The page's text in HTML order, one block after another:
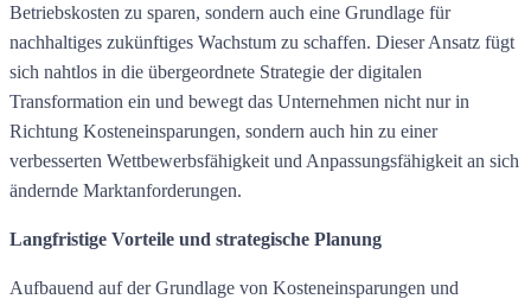
Betriebskosten zu sparen, sondern auch eine Grundlage für
nachhaltiges zukünftiges Wachstum zu schaffen. Dieser Ansatz fügt
sich nahtlos in die übergeordnete Strategie der digitalen
Transformation ein und bewegt das Unternehmen nicht nur in
Richtung Kosteneinsparungen, sondern auch hin zu einer
verbesserten Wettbewerbsfähigkeit und Anpassungsfähigkeit an sich
ändernde Marktanforderungen.
Langfristige Vorteile und strategische Planung
Aufbauend auf der Grundlage von Kosteneinsparungen und